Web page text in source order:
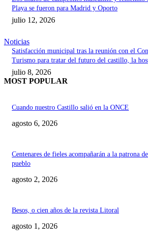
Playa se fueron para Madrid y Oporto
julio 12, 2026
Noticias
Satisfacción municipal tras la reunión con el
Turismo para tratar del futuro del castillo, la
julio 8, 2026
MOST POPULAR
Cuando nuestro Castillo salió en la ONCE
agosto 6, 2026
Centenares de fieles acompañarán a la patrona
pueblo
agosto 2, 2026
Besos, o cien años de la revista Litoral
agosto 1, 2026